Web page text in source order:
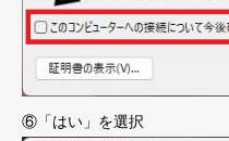
⑥「はい」を選択